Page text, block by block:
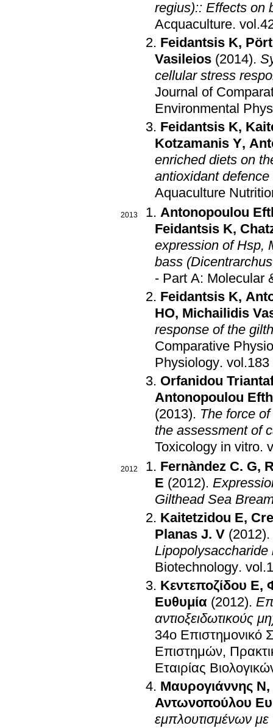
regius):: Effects on
Acquaculture.
Feidantsis K,
Vasileios (2014).
cellular stress
Journal of
Environmental
Feidantsis K,
Kotzamanis Y,
enriched diets on
antioxidant
Aquaculture
2013
Antonopoulou
Feidantsis K,
expression of Hsp,
bass
- Part A: Molecular
Feidantsis K,
HO, Michailidis
response of the
Comparative
Physiology.
Orfanidou
Antonopoulou
(2013). The force
the assessment of
Toxicology in vitro.
2012 Fernàndez C. G,
E (2012).
Gilthead Sea
Kaitetzidou E,
Planas J. V (2012).
Lipopolysaccharide
Biotechnology.
Κεντεποζίδου Ε,
Ευθυμία (2012).
αντιοξειδωτικούς
34o Επιστημονικό
Επιστημών,
Εταιρίας
Μαυρογιάννης Ν,
Αντωνοπούλου
εμπλουτισμένων με